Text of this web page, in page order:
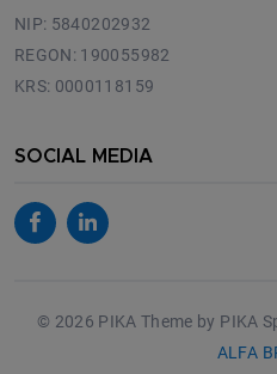
NIP: 5840202932
REGON: 190055982
KRS: 0000118159
SOCIAL MEDIA
© 2026 PIKA Theme by PIKA
ALFA